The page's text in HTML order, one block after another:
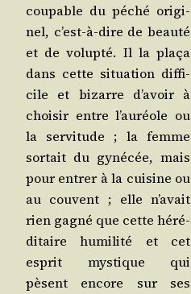
cou­pable du péché ori­gi­
nel, c’est-à-dire de beau­té
et de volup­té. Il la pla­ça
dans cette situa­tion dif­fi­
cile et bizarre d’a­voir à
choi­sir entre l’au­réole ou
la ser­vi­tude ; la femme
sor­tait du gyné­cée, mais
pour entrer à la cui­sine ou
au couvent ; elle n’a­vait
rien gagné que cette héré­
di­taire humi­li­té et cet
esprit mys­tique qui
pèsent encore sur ses